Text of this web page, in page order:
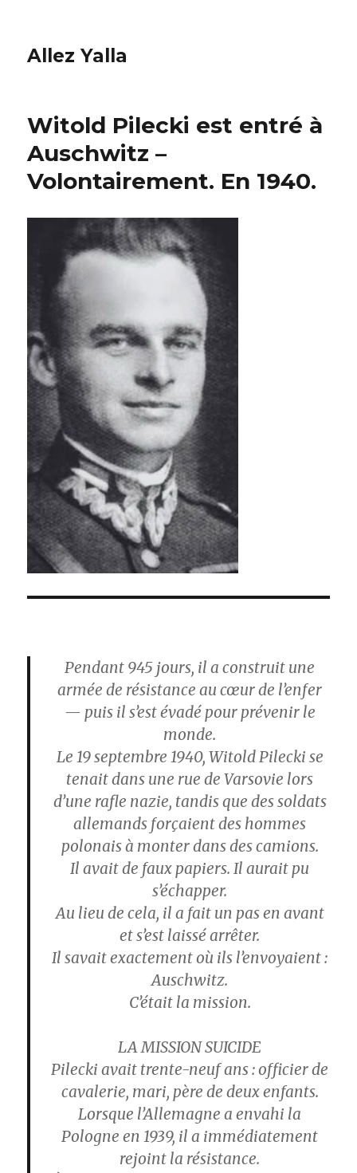
Allez Yalla
Witold Pilecki est entré à
Auschwitz –
Volontairement. En 1940.
Pendant 945 jours, il a construit une
armée de résistance au cœur de l’enfer
— puis il s’est évadé pour prévenir le
monde.
Le 19 septembre 1940, Witold Pilecki se
tenait dans une rue de Varsovie lors
d’une rafle nazie, tandis que des soldats
allemands forçaient des hommes
polonais à monter dans des camions.
Il avait de faux papiers. Il aurait pu
s’échapper.
Au lieu de cela, il a fait un pas en avant
et s’est laissé arrêter.
Il savait exactement où ils l’envoyaient :
Auschwitz.
C’était la mission.
LA MISSION SUICIDE
Pilecki avait trente-neuf ans : officier de
cavalerie, mari, père de deux enfants.
Lorsque l’Allemagne a envahi la
Pologne en 1939, il a immédiatement
rejoint la résistance.